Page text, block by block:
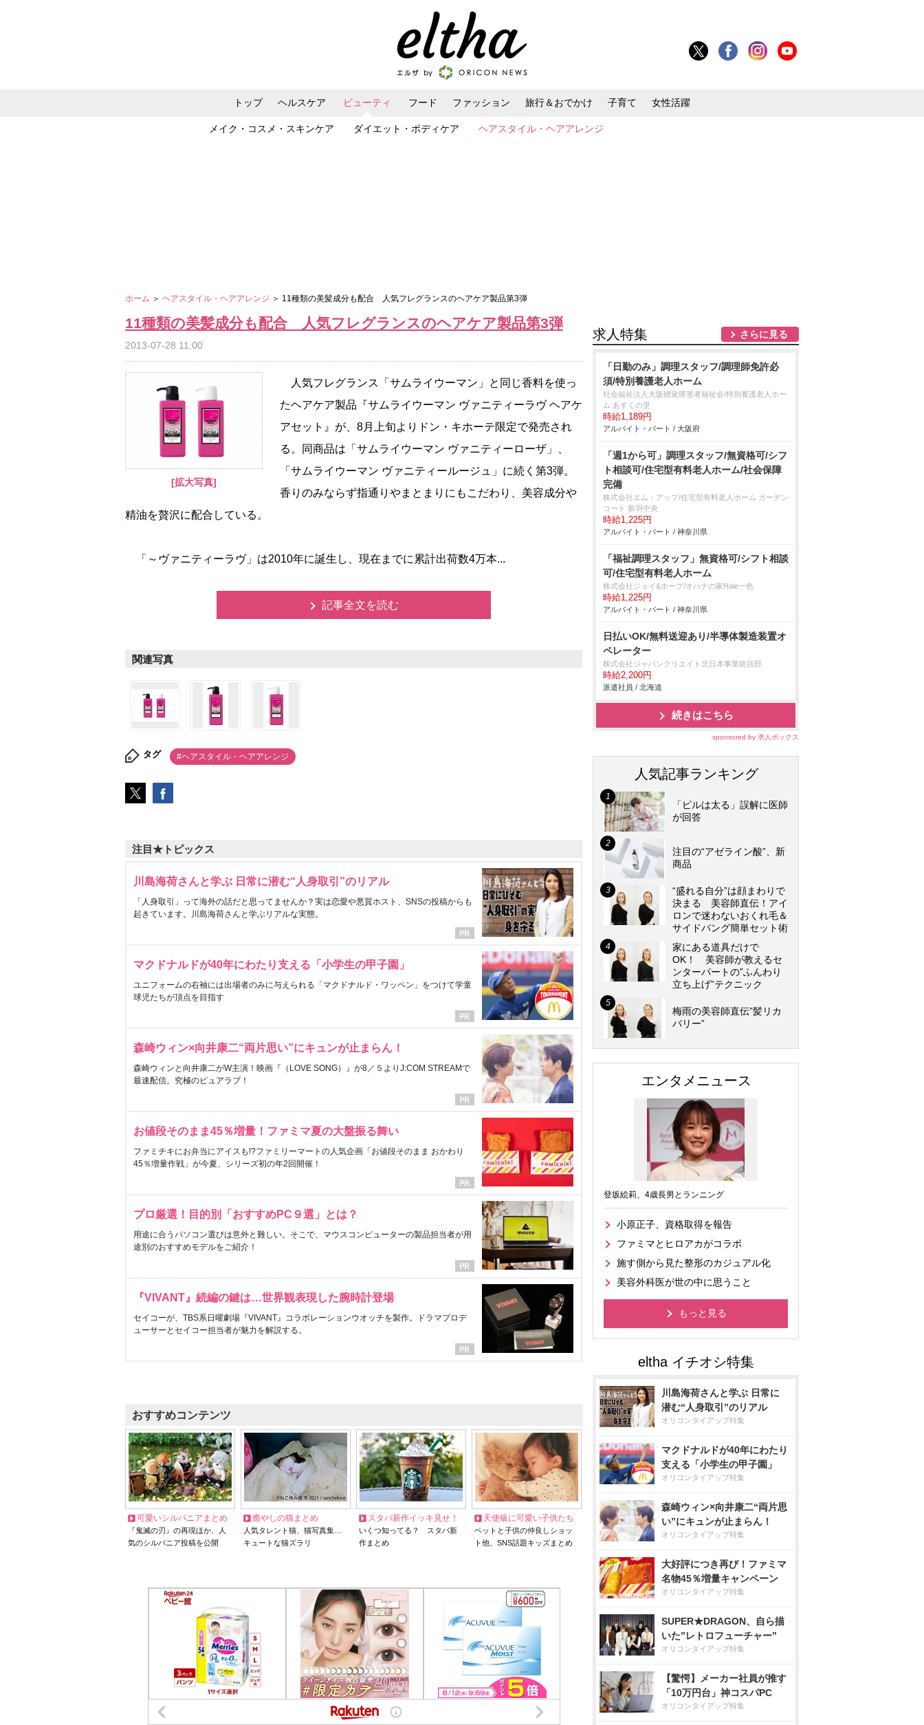
トップ ヘルスケア ビューティ
メイク・コスメ・スキンケア ダイエット・ボディケア ヘアスタイル・ヘアアレンジ
フード ファッション 旅行＆おでかけ 子育て 女性活躍
ホーム ＞ ヘアスタイル・ヘアアレンジ ＞ 11種類の美髪成分も配合 人気フレグランスのヘアケア製品第3弾
11種類の美髪成分も配合 人気フレグランスのヘアケア製品第3弾
2013-07-28 11:00
[拡大写真]
人気フレグランス「サムライウーマン」と同じ香料を使っ
たヘアケア製品『サムライウーマン ヴァニティーラヴ ヘアケ
アセット』が、8月上旬よりドン・キホーテ限定で発売され
る。同商品は「サムライウーマン ヴァニティーローザ」、
「サムライウーマン ヴァニティールージュ」に続く第3弾。
香りのみならず指通りやまとまりにもこだわり、美容成分
精油を贅沢に配合している。
「～ヴァニティーラヴ」は2010年に誕生し、現在までに累計出荷数4万本...
記事全文を読む
関連写真
タグ #ヘアスタイル・ヘアアレンジ
注目★トピックス
川島海荷さんと学ぶ 日常に潜む“人身取引”のリアル
「人身取引」って海外の話だと思ってませんか？実は恋愛や悪質ホスト、SNSの投稿からも
起きています。川島海荷さんと学ぶリアルな実態。
マクドナルドが40年にわたり支える「小学生の甲子園」
ユニフォームの右袖には出場者のみに与えられる「マクドナルド・ワッペン」をつけて学童
球児たちが頂点を目指す
森崎ウィン×向井康二“両片思い”にキュンが止まらん！
森崎ウィンと向井康二がW主演！映画『（LOVE SONG）』が8／５よりJ:COM STREAMで
最速配信。究極のピュアラブ！
お値段そのまま45％増量！ファミマ夏の大盤振る舞い
ファミチキにお弁当にアイスも!?ファミリーマートの人気企画「お値段そのまま おかわり
45％増量作戦」が今夏、シリーズ初の年2回開催！
プロ厳選！目的別「おすすめPC９選」とは？
用途に合うパソコン選びは意外と難しい。そこで、マウスコンピューターの製品担当者が用
途別のおすすめモデルをご紹介！
『VIVANT』続編の鍵は…世界観表現した腕時計登場
セイコーが、TBS系日曜劇場『VIVANT』コラボレーションウオッチを製作。ドラマプロデ
ューサーとセイコー担当者が魅力を解説する。
おすすめコンテンツ
可愛いシルバニアまとめ
『鬼滅の刃』の再現ほか、人
気のシルバニア投稿を公開
癒やしの猫まとめ
人気タレント猫、猫写真集…
キュートな猫ズラリ
スタバ新作イッキ見せ！
いくつ知ってる？ スタバ新
作まとめ
天使級に可愛い子供たち
ペットと子供の仲良しショッ
ト他、SNS話題キッズまとめ
求人特集 さらに見る
「日勤のみ」調理スタッフ/調理師免許必
須/特別養護老人ホーム
社会福祉法人大阪聴覚障害者福祉会/特別養護老人ホー
ム あすくの里
時給1,189円
アルバイト・パート / 大阪府
「週1から可」調理スタッフ/無資格可/シフ
ト相談可/住宅型有料老人ホーム/社会保障
完備
株式会社エム・アップ/住宅型有料老人ホーム ガーデン
コート 新羽中央
時給1,225円
アルバイト・パート / 神奈川県
「福祉調理スタッフ」無資格可/シフト相談
可/住宅型有料老人ホーム
株式会社ジョイ&ホープ/オハナの家Hale一色
時給1,225円
アルバイト・パート / 神奈川県
日払いOK/無料送迎あり/半導体製造装置オ
ペレーター
株式会社ジャパンクリエイト北日本事業統括部
時給2,200円
派遣社員 / 北海道
続きはこちら
sponsored by 求人ボックス
人気記事ランキング
「ピルは太る」誤解に医師
が回答
注目の“アゼライン酸”、新
商品
“盛れる自分”は顔まわりで
決まる 美容師直伝！アイ
ロンで迷わないおくれ毛＆
サイドバング簡単セット術
家にある道具だけで
OK！ 美容師が教えるセ
ンターパートの”ふんわり
立ち上げ”テクニック
梅雨の美容師直伝”髪リカ
バリー”
エンタメニュース
登坂絵莉、4歳長男とランニング
小原正子、資格取得を報告
ファミマとヒロアカがコラボ
施す側から見た整形のカジュアル化
美容外科医が世の中に思うこと
もっと見る
川島海荷さんと学ぶ 日常に
潜む“人身取引”のリアル
オリコンタイアップ特集
マクドナルドが40年にわたり
支える「小学生の甲子園」
オリコンタイアップ特集
森崎ウィン×向井康二“両片思
い”にキュンが止まらん！
オリコンタイアップ特集
大好評につき再び！ファミマ
名物45％増量キャンペーン
オリコンタイアップ特集
SUPER★DRAGON、自ら描
いた”レトロフューチャー”
オリコンタイアップ特集
【驚愕】メーカー社員が推す
「10万円台」神コスパPC
オリコンタイアップ特集